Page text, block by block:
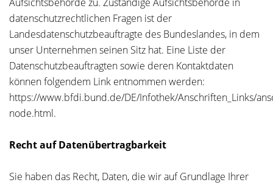
datenschutzrechtlichen Fragen ist der
Landesdatenschutzbeauftragte des Bundeslandes, in dem
unser Unternehmen seinen Sitz hat. Eine Liste der
Datenschutzbeauftragten sowie deren Kontaktdaten
können folgendem Link entnommen werden:
https://www.bfdi.bund.de/DE/Infothek/Anschriften_Links/
node.html.
Recht auf Datenübertragbarkeit
Sie haben das Recht, Daten, die wir auf Grundlage Ihrer